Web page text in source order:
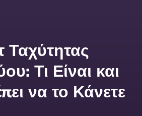
Ταχύτητας
Τι Είναι και
να το Κάνετε